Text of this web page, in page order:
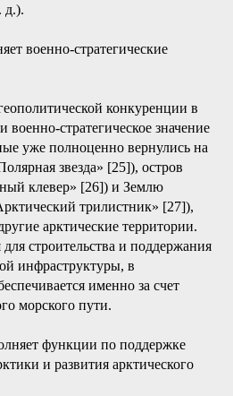
проектов показал, что в
сохраняется задача
которой роль СМП может
группы функций СМП, которые
крупномасштабных
влияют на создание для
поскольку касаются
жизни, а также открывают
для развития различных
военных объектов, туризм,
д.).
военно-стратегические
конкуренции в
стратегическое значение